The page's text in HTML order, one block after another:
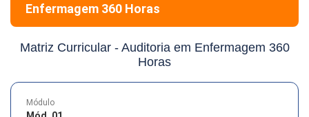
Enfermagem 360 Horas
Matriz Curricular - Auditoria em Enfermagem 360
Horas
Módulo